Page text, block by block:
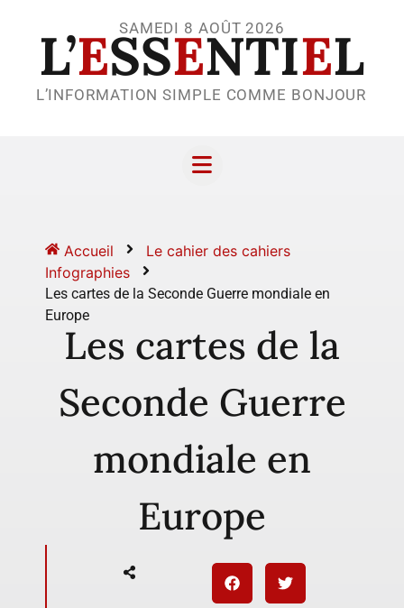
SAMEDI 8 AOÛT 2026
L’ESSENTIEL
L’INFORMATION SIMPLE COMME BONJOUR
Accueil
Le cahier des cahiers
Infographies
Les cartes de la Seconde Guerre mondiale en
Europe
Les cartes de la
Seconde Guerre
mondiale en
Europe